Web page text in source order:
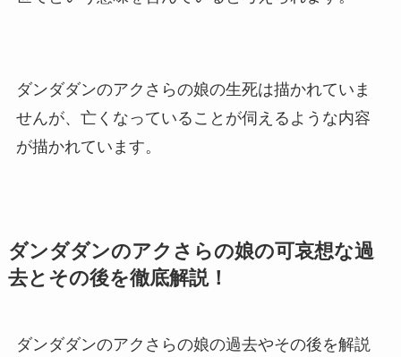
ダンダダンのアクさらの娘の生死は描かれていま
せんが、亡くなっていることが伺える ような内容
が描かれています。
ダンダダンのアクさらの娘の可哀想な過
去とその後を徹底解説！
ダンダダンのアクさらの娘の過去やその後を解説